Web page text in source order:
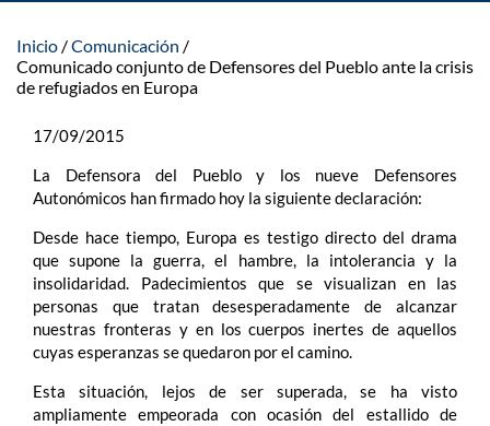
Inicio
Comunicación
Comunicado conjunto de Defensores del Pueblo ante la crisis
de refugiados en Europa
17/09/2015
La Defensora del Pueblo y los nueve Defensores
Autonómicos han firmado hoy la siguiente declaración:
Desde hace tiempo, Europa es testigo directo del drama
que supone la guerra, el hambre, la intolerancia y la
insolidaridad. Padecimientos que se visualizan en las
personas que tratan desesperadamente de alcanzar
nuestras fronteras y en los cuerpos inertes de aquellos
cuyas esperanzas se quedaron por el camino.
Esta situación, lejos de ser superada, se ha visto
ampliamente empeorada con ocasión del estallido de